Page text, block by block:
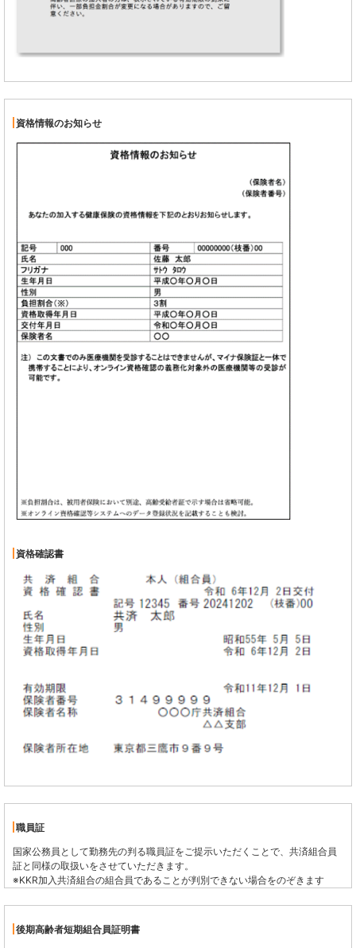
資格情報のお知らせ
資格確認書
職員証
国家公務員として勤務先の判る職員証をご提示いただくことで、共済組合員
証と同様の取扱いをさせていただきます。
※KKR加入共済組合の組合員であることが判別できない場合をのぞきます
後期高齢者短期組合員証明書